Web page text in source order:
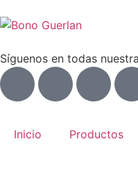
Síguenos en todas
Inicio Productos